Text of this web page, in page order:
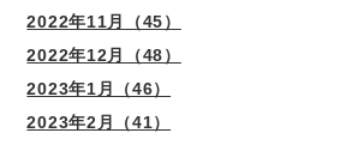
2022年11月（45）
2022年12月（48）
2023年1月（46）
2023年2月（41）